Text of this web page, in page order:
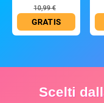
10,99 €
GRATIS
Scelti